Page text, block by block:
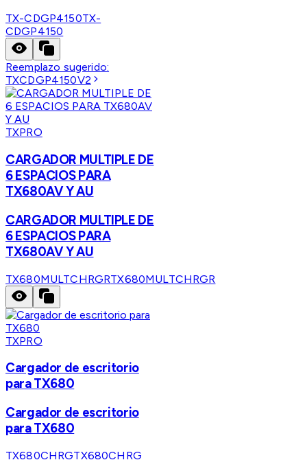
TX-CDGP4150TX-
CDGP4150
Reemplazo sugerido:
TXCDGP4150V2
TXPRO
CARGADOR MULTIPLE DE
6 ESPACIOS PARA
TX680AV Y AU
CARGADOR MULTIPLE DE
6 ESPACIOS PARA
TX680AV Y AU
TX680MULTCHRGRTX680MULTCHRGR
TXPRO
Cargador de escritorio
para TX680
Cargador de escritorio
para TX680
TX680CHRGTX680CHRG